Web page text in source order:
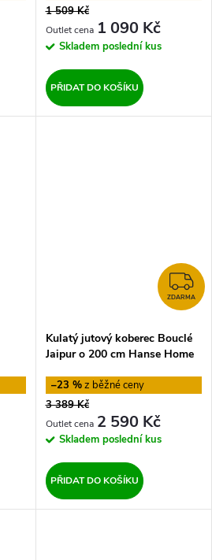
1 509 Kč
1 090 Kč
Skladem poslední kus
PŘIDAT DO KOŠÍKU
ZDARMA
Kulatý jutový koberec Bouclé
Jaipur o 200 cm Hanse Home
–23 %
3 389 Kč
2 590 Kč
Skladem poslední kus
PŘIDAT DO KOŠÍKU